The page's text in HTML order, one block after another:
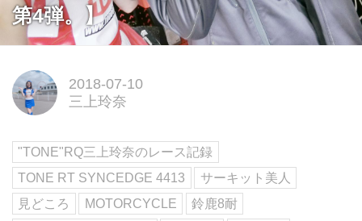
第4弾。】
2018-07-10
三上玲奈
"TONE"RQ三上玲奈のレース記録
TONE RT SYNCEDGE 4413
サーキット美人
見どころ
MOTORCYCLE
鈴鹿8耐